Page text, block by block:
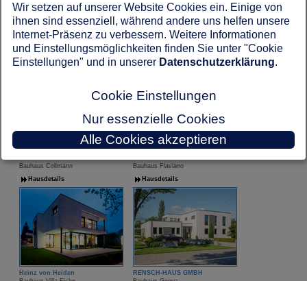
Bien-Zenker
Bauhaus CELEBRATION 122 V7 XL
Hausdetails
Sonnleitner Holzbauwerke
Bauhaus Freilinger
Hausdetails
Bauhaus Collmann
Hausdetails
Bauhaus Flaviano
Hausdetails
Heinz von Heiden
RENSCH-HAUS GMBH
Wir setzen auf unserer Website Cookies ein. Einige von
ihnen sind essenziell, während andere uns helfen unsere
Internet-Präsenz zu verbessern. Weitere Informationen
und Einstellungsmöglichkeiten finden Sie unter "Cookie
Einstellungen" und in unserer Datenschutzerklärung.
Cookie Einstellungen
Nur essenzielle Cookies
Alle Cookies akzeptieren